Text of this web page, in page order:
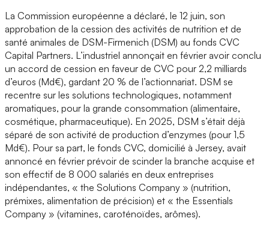
La Commission européenne a déclaré, le 12 juin, son
approbation de la cession des activités de nutrition et de
santé animales de DSM-Firmenich (DSM) au fonds CVC
Capital Partners. L’industriel annonçait en février avoir conclu
un accord de cession en faveur de CVC pour 2,2 milliards
d’euros (Md€), gardant 20 % de l’actionnariat. DSM se
recentre sur les solutions technologiques, notamment
aromatiques, pour la grande consommation (alimentaire,
cosmétique, pharmaceutique). En 2025, DSM s’était déjà
séparé de son activité de production d’enzymes (pour 1,5
Md€). Pour sa part, le fonds CVC, domicilié à Jersey, avait
annoncé en février prévoir de scinder la branche acquise et
son effectif de 8 000 salariés en deux entreprises
indépendantes, « the Solutions Company » (nutrition,
prémixes, alimentation de précision) et « the Essentials
Company » (vitamines, caroténoïdes, arômes).